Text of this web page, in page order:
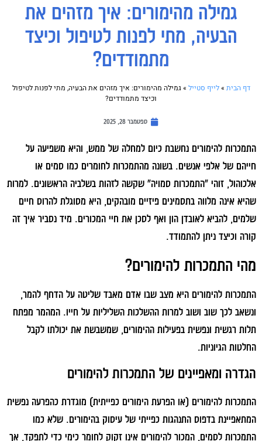
גמילה מהימורים: איך מזהים את
הבעיה, מתי לפנות לטיפול וכיצד
מתמודדים?
דף הבית »לייף סטייל » גמילה מהימורים: איך מזהים את הבעיה, מתי לפנות לטיפול
וכיצד מתמודדים?
ספטמבר 28, 2025
התמכרות להימורים נחשבת כיום למחלה של ממש, והיא משפיעה על
חייהם של אלפי אנשים. בשונה מהתמכרות לחומרים כמו סמים או
אלכוהול, זוהי "התמכרות סמויה" שקשה לזהות בשלביה הראשונים. למרות
שהיא אינה מלווה בתסמינים פיזיים מובהקים, היא מסוגלת להרוס חיים
שלמים, להביא לאובדן הון ואף לסכן את חיי המכורים. מיד נסביר איך זה
קורה וכיצד ניתן להתמודד.
מהי התמכרות להימורים?
התמכרות להימורים היא מצב שבו אדם מאבד שליטה על הדחף להמר,
ונשאב לכך שוב ושוב למרות ההשלכות השליליות על חייו. המהמר מפתח
תלות רגשית ונפשית בפעילות ההימורים, שמשבשת את יכולתו לקבל
החלטות הגיוניות.
הגדרה ומאפיינים של התמכרות להימורים
התמכרות להימורים (או הפרעת הימורים כפייתית) מוגדרת כהפרעה נפשית
המתאפיינת בדפוס התנהגות כפייתי של עיסוק בהימורים. שלא כמו
התמכרות לסמים, המכור להימורים אינו זקוק לחומר כימי כדי לתפקד, אך